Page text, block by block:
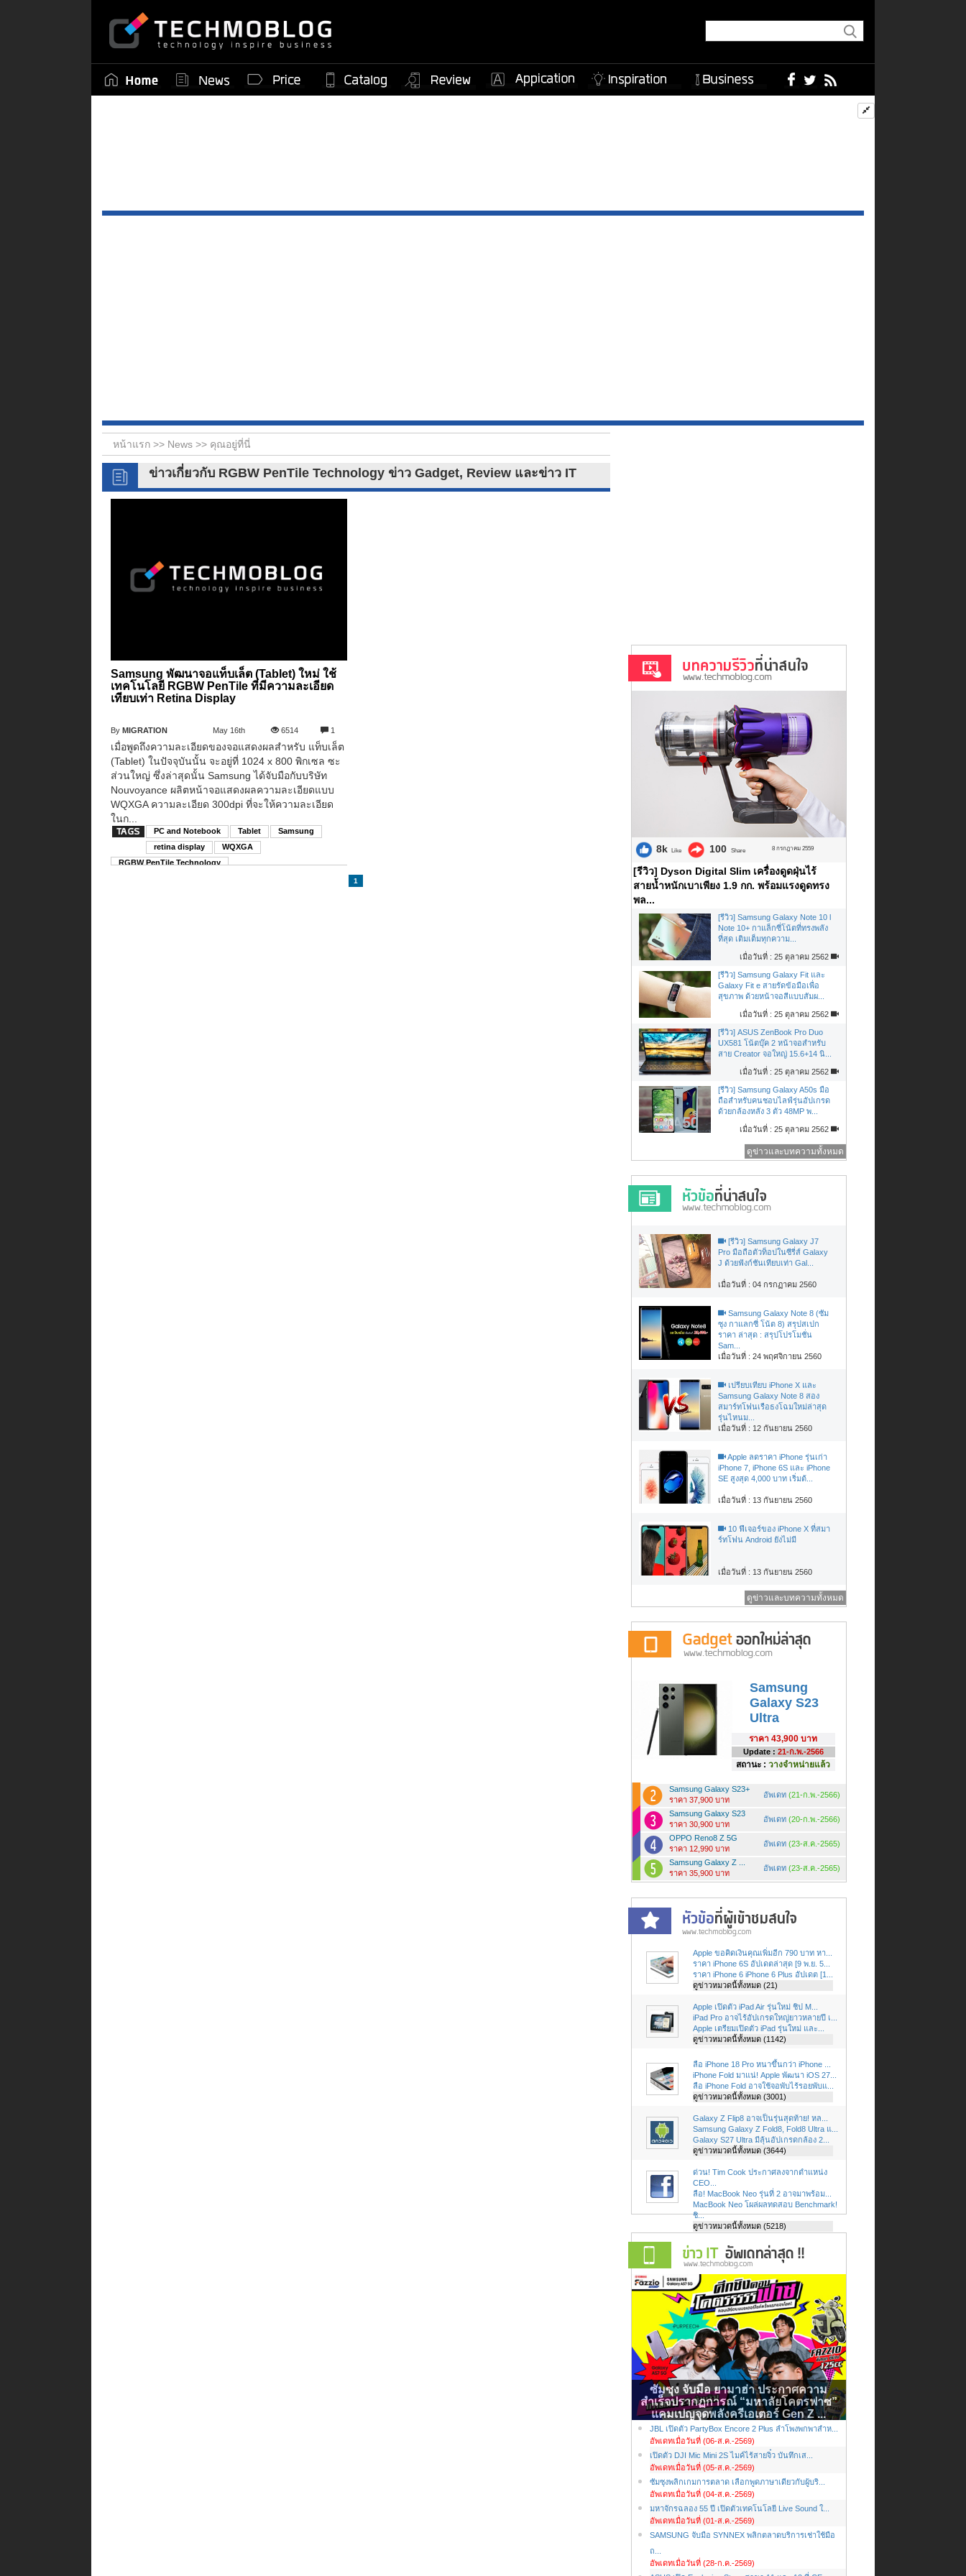
หน้าแรก >> News >> คุณอยู่ที่นี่
ข่าวเกี่ยวกับ RGBW PenTile Technology ข่าว Gadget, Review และข่าว IT
Samsung พัฒนาจอแท็บเล็ต (Tablet) ใหม่ ใช้
เทคโนโลยี RGBW PenTile ที่มีความละเอียด
เทียบเท่า Retina Display
ByMIGRATION May 16th 6514 1
เมื่อพูดถึงความละเอียดของจอแสดงผลสำหรับ แท็บเล็ต
(Tablet) ในปัจจุบันนั้น จะอยู่ที่ 1024 x 800 พิกเซล ซะ
ส่วนใหญ่ ซึ่งล่าสุดนั้น Samsung ได้จับมือกับบริษัท
Nouvoyance ผลิตหน้าจอแสดงผลความละเอียดแบบ
WQXGA ความละเอียด 300dpi ที่จะให้ความละเอียด
ในก...
PC and Notebook Tablet
Samsung
retina display
WQXGA
RGBW PenTile Technology
1
8k Like 100 Share 8 กรกฎาคม 2559
[รีวิว] Dyson Digital Slim เครื่องดูดฝุ่นไร้
สายน้ำหนักเบาเพียง 1.9 กก. พร้อมแรงดูดทรง
พล...
[รีวิว] Samsung Galaxy Note 10 l
Note 10+ กาแล็กซี่โน้ตที่ทรงพลัง
ที่สุด เติมเต็มทุกความ...
เมื่อวันที่ : 25 ตุลาคม 2562
[รีวิว] Samsung Galaxy Fit และ
Galaxy Fit e สายรัดข้อมือเพื่อ
สุขภาพ ด้วยหน้าจอสีแบบสัมผ...
เมื่อวันที่ : 25 ตุลาคม 2562
[รีวิว] ASUS ZenBook Pro Duo
UX581 โน้ตบุ๊ค 2 หน้าจอสำหรับ
สาย Creator จอใหญ่ 15.6+14 นิ...
เมื่อวันที่ : 25 ตุลาคม 2562
[รีวิว] Samsung Galaxy A50s มือ
ถือสำหรับคนชอบไลฟ์รุ่นอัปเกรด
ด้วยกล้องหลัง 3 ตัว 48MP พ...
เมื่อวันที่ : 25 ตุลาคม 2562
ดูข่าวและบทความทั้งหมด
[รีวิว] Samsung Galaxy J7
Pro มือถือตัวท็อปในซีรี่ส์ Galaxy
J ด้วยฟังก์ชันเทียบเท่า Gal...
เมื่อวันที่ : 04 กรกฏาคม 2560
Samsung Galaxy Note 8 (ซัม
ซุง กาแลกซี่ โน้ต 8) สรุปสเปก
ราคา ล่าสุด : สรุปโปรโมชั่น
Sam...
เมื่อวันที่ : 24 พฤศจิกายน 2560
เปรียบเทียบ iPhone X และ
Samsung Galaxy Note 8 สอง
สมาร์ทโฟนเรือธงโฉมใหม่ล่าสุด
รุ่นไหนม...
เมื่อวันที่ : 12 กันยายน 2560
Apple ลดราคา iPhone รุ่นเก่า
iPhone 7, iPhone 6S และ iPhone
SE สูงสุด 4,000 บาท เริ่มต้...
เมื่อวันที่ : 13 กันยายน 2560
10 ฟีเจอร์ของ iPhone X ที่สมา
ร์ทโฟน Android ยังไม่มี
เมื่อวันที่ : 13 กันยายน 2560
ดูข่าวและบทความทั้งหมด
Samsung
Galaxy S23
Ultra
ราคา 43,900 บาท
Update : 21-ก.พ.-2566
สถานะ : วางจำหน่ายแล้ว
Samsung Galaxy S23+
ราคา 37,900 บาท
อัพเดท (21-ก.พ.-2566)
Samsung Galaxy S23
ราคา 30,900 บาท
อัพเดท (20-ก.พ.-2566)
OPPO Reno8 Z 5G
ราคา 12,990 บาท
อัพเดท (23-ส.ค.-2565)
Samsung Galaxy Z ...
ราคา 35,900 บาท
อัพเดท (23-ส.ค.-2565)
Apple ขอคิดเงินคุณเพิ่มอีก 790 บาท หา...
ราคา iPhone 6S อัปเดตล่าสุด [9 พ.ย. 5...
ราคา iPhone 6 iPhone 6 Plus อัปเดต [1...
ดูข่าวหมวดนี้ทั้งหมด (21)
Apple เปิดตัว iPad Air รุ่นใหม่ ชิป M...
iPad Pro อาจไร้อัปเกรดใหญ่ยาวหลายปี เ...
Apple เตรียมเปิดตัว iPad รุ่นใหม่ และ...
ดูข่าวหมวดนี้ทั้งหมด (1142)
ลือ iPhone 18 Pro หนาขึ้นกว่า iPhone ...
iPhone Fold มาแน่! Apple พัฒนา iOS 27...
ลือ iPhone Fold อาจใช้จอพับไร้รอยพับแ...
ดูข่าวหมวดนี้ทั้งหมด (3001)
Galaxy Z Flip8 อาจเป็นรุ่นสุดท้าย! หล...
Samsung Galaxy Z Fold8, Fold8 Ultra แ...
Galaxy S27 Ultra มีลุ้นอัปเกรดกล้อง 2...
ดูข่าวหมวดนี้ทั้งหมด (3644)
ด่วน! Tim Cook ประกาศลงจากตำแหน่ง
CEO...
ลือ! MacBook Neo รุ่นที่ 2 อาจมาพร้อม...
MacBook Neo โผล่ผลทดสอบ Benchmark!
ชิ...
ดูข่าวหมวดนี้ทั้งหมด (5218)
ซัมซุง จับมือ ยามาฮ่า ประกาศความ
สำเร็จปรากฏการณ์ “มหาลัยโคตรฟาซ”
แคมเปญจุดพลังครีเอเตอร์ Gen Z ...
JBL เปิดตัว PartyBox Encore 2 Plus ลำโพงพกพาสำห...
อัพเดทเมื่อวันที่ (06-ส.ค.-2569)
เปิดตัว DJI Mic Mini 2S ไมค์ไร้สายจิ๋ว บันทึกเส...
อัพเดทเมื่อวันที่ (05-ส.ค.-2569)
ซัมซุงพลิกเกมการตลาด เลือกพูดภาษาเดียวกับผู้บริ...
อัพเดทเมื่อวันที่ (04-ส.ค.-2569)
มหาจักรฉลอง 55 ปี เปิดตัวเทคโนโลยี Live Sound ใ...
อัพเดทเมื่อวันที่ (01-ส.ค.-2569)
SAMSUNG จับมือ SYNNEX พลิกตลาดบริการเช่าใช้มือ
ถ...
อัพเดทเมื่อวันที่ (28-ก.ค.-2569)